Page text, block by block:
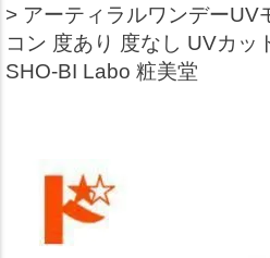
アーティラルワンデー
コン 度あり 度なし UVカ
SHO-BI Labo 粧美堂